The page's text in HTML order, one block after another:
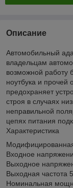
Описание
Автомобильный
владельцам
возможной работу
ноутбука и прочей
предохраняет
строя в случаях
неправильной
цепях питания
Характеристика
Входное
Выходное
Выходная частота
Номинальная